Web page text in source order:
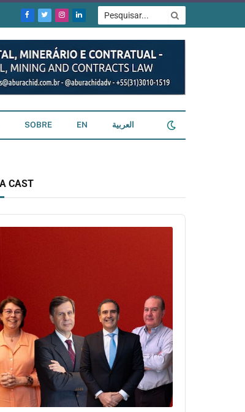
Facebook
TwitterInstagram
LinkedIn
SOBRE EN العربية
CAST